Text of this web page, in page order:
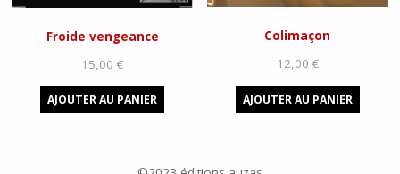
Froide vengeance
15,00€
AJOUTER AU PANIER
Colimaçon
12,00 €
AJOUTER AU PANIER